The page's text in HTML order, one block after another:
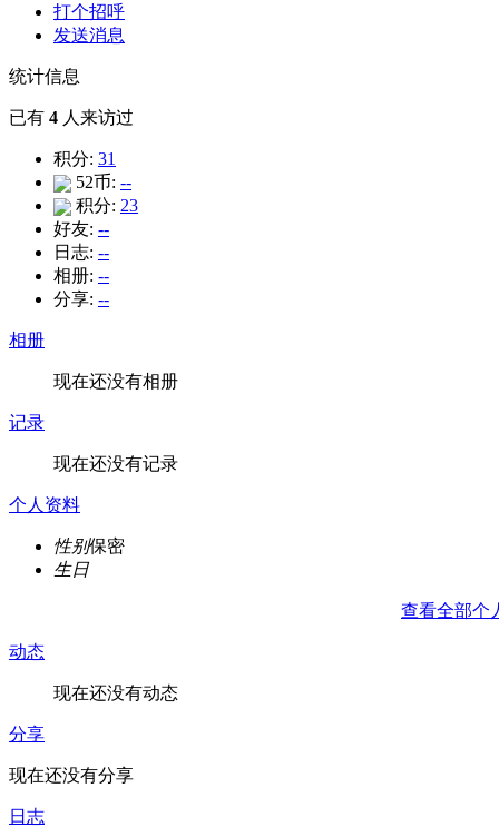
打个招呼
发送消息
统计信息
已有 4 人来访过
积分: 31
52币: --
积分: 23
好友: --
日志: --
相册: --
分享: --
相册
现在还没有相册
记录
现在还没有记录
个人资料
性别保密
生日
查看全部个
动态
现在还没有动态
分享
现在还没有分享
日志